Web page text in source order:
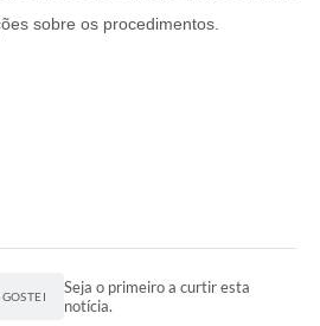
sobre os procedimentos.
Seja o primeiro a curtir esta
notícia.